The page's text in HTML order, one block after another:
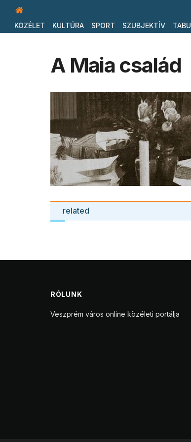
KÖZÉLET KULTÚRA SPORT SZUBJEKTÍV TABU
A Maia család
related
RÓLUNK
Veszprém város online közéleti portálja